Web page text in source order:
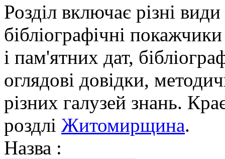
Розділ включає різні
бібліографічні
і пам'ятних дат,
оглядові довідки,
різних галузей знань.
роздлі Житомирщина.
Назва :